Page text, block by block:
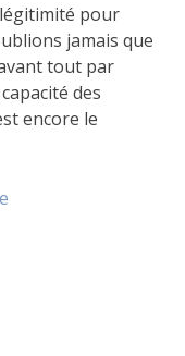
pour
jamais que
tout par
des
encore le